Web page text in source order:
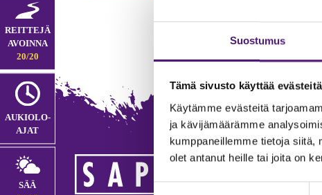
Suostumus
Tämä sivusto käyttää evästeitä
Käytämme evästeitä
ja kävijämäärämme
kumppaneillemme tietoja siitä,
olet antanut heille tai joita on
REITTEJÄ
AVOINNA
20/20
AUKIOLO­
AJAT
SÄÄ